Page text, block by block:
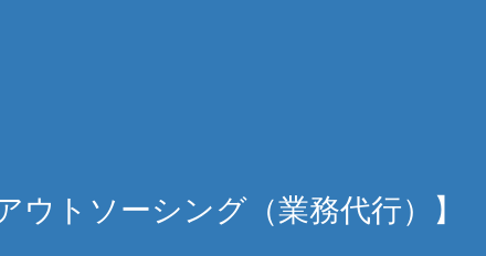
アウトソーシング（業務代行）】